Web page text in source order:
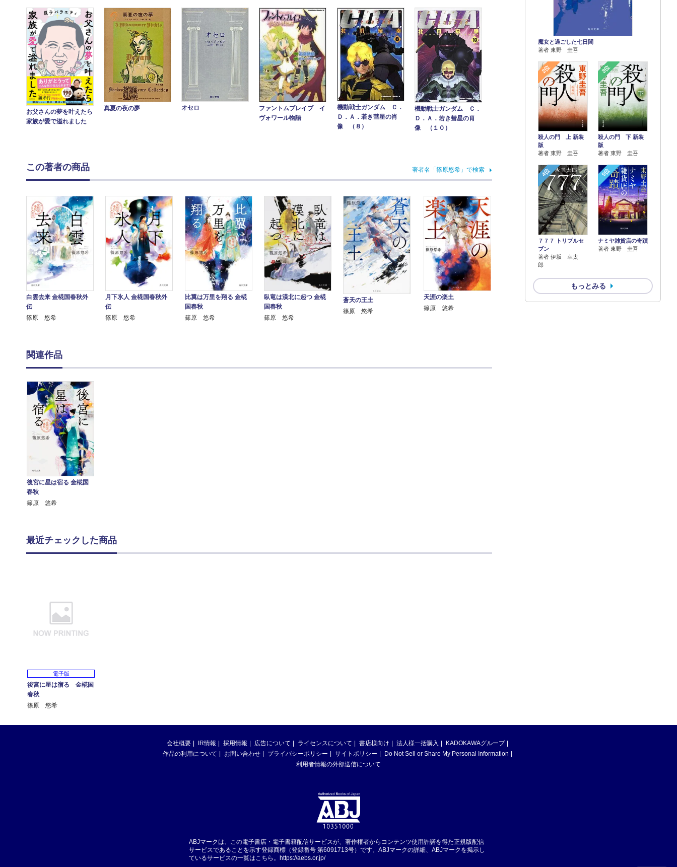
魔女と過ごした七日間
著者 東野 圭吾
2位
殺人の門 上 新装
版
著者 東野 圭吾
3位
殺人の門 下 新装
版
著者 東野 圭吾
4位
７７７ トリプルセ
ブン
著者 伊坂 幸太
郎
5位
ナミヤ雑貨店の奇蹟
著者 東野 圭吾
もっとみる
お父さんの夢を叶えたら
家族が愛で溢れました
真夏の夜の夢 オセロ
ファントムブレイブ イ
ヴォワール物語
機動戦士ガンダム Ｃ．
Ｄ．Ａ．若き彗星の肖
像 （８）
機動戦士ガンダム Ｃ．
Ｄ．Ａ．若き彗星の肖
像 （１０）
この著者の商品 著者名「篠原悠希」で検索
白雲去来 金椛国春秋外
伝
篠原 悠希
月下氷人 金椛国春秋外
伝
篠原 悠希
比翼は万里を翔る 金椛
国春秋
篠原 悠希
臥竜は漠北に起つ 金椛
国春秋
篠原 悠希
蒼天の王土
篠原 悠希
天涯の楽土
篠原 悠希
関連作品
後宮に星は宿る 金椛国
春秋
篠原 悠希
最近チェックした商品
電子版
後宮に星は宿る 金椛国
春秋
篠原 悠希
会社概要 IR情報 採用情報 広告について ライセンスについて 書店様向け 法人様一括購入
KADOKAWAグループ
作品の利用について
お問い合わせ プライバシーポリシー サイトポリシー
Do Not Sell or Share My Personal Information
利用者情報の外部送信について
ABJマークは、この電子書店・電子書籍配信サービスが、著作権者からコンテンツ使用許諾を得た正規版配信
サービスであることを示す登録商標（登録番号 第6091713号）です。ABJマークの詳細、ABJマークを掲示し
ているサービスの一覧はこちら。 https://aebs.or.jp/